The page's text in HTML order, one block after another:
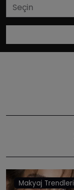
Makyaj Trendleri